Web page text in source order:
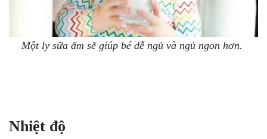
Một ly sữa ấm sẽ giúp bé dễ ngủ và ngủ ngon hơn.
Nhiệt độ